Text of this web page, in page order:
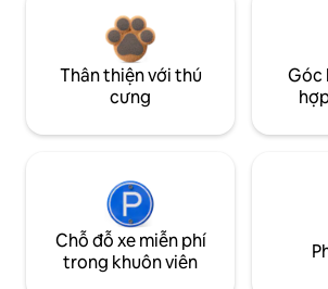
Thân thiện với thú
cưng
Góc
Chỗ đỗ xe miễn phí
trong khuôn viên